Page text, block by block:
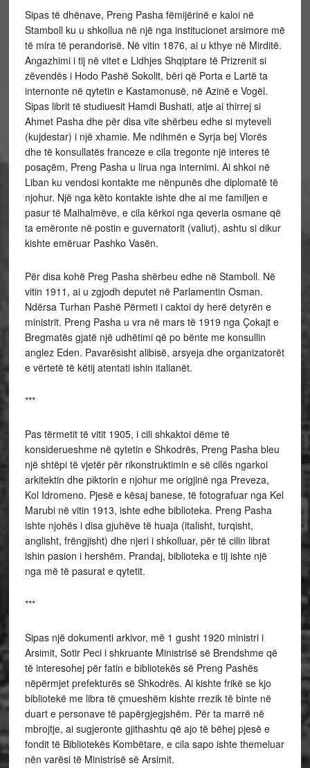
Sipas të dhënave, Preng Pasha fëmijërinë e kaloi në
Stamboll ku u shkollua në një nga institucionet arsimore më
të mira të perandorisë. Në vitin 1876, ai u kthye në Mirditë.
Angazhimi i tij në vitet e Lidhjes Shqiptare të Prizrenit si
zëvendës i Hodo Pashë Sokolit, bëri që Porta e Lartë ta
internonte në qytetin e Kastamonusë, në Azinë e Vogël.
Sipas librit të studiuesit Hamdi Bushati, atje ai thirrej si
Ahmet Pasha dhe për disa vite shërbeu edhe si myteveli
(kujdestar) i një xhamie. Me ndihmën e Syrja bej Vlorës
dhe të konsullatës franceze e cila tregonte një interes të
posaçëm, Preng Pasha u lirua nga internimi. Ai shkoi në
Liban ku vendosi kontakte me nënpunës dhe diplomatë të
njohur. Një nga këto kontakte ishte dhe ai me familjen e
pasur të Malhalmëve, e cila kërkoi nga qeveria osmane që
ta emëronte në postin e guvernatorit (valiut), ashtu si dikur
kishte emëruar Pashko Vasën.
Për disa kohë Preg Pasha shërbeu edhe në Stamboll. Në
vitin 1911, ai u zgjodh deputet në Parlamentin Osman.
Ndërsa Turhan Pashë Përmeti i caktoi dy herë detyrën e
ministrit. Preng Pasha u vra në mars të 1919 nga Çokajt e
Bregmatës gjatë një udhëtimi që po bënte me konsullin
anglez Eden. Pavarësisht alibisë, arsyeja dhe organizatorët
e vërtetë të këtij atentati ishin italianët.
***
Pas tërmetit të vitit 1905, i cili shkaktoi dëme të
konsiderueshme në qytetin e Shkodrës, Preng Pasha bleu
një shtëpi të vjetër për rikonstruktimin e së cilës ngarkoi
arkitektin dhe piktorin e njohur me origjinë nga Preveza,
Kol Idromeno. Pjesë e kësaj banese, të fotografuar nga Kel
Marubi në vitin 1913, ishte edhe biblioteka. Preng Pasha
ishte njohës i disa gjuhëve të huaja (italisht, turqisht,
anglisht, frëngjisht) dhe njeri i shkolluar, për të cilin librat
ishin pasion i hershëm. Prandaj, biblioteka e tij ishte një
nga më të pasurat e qytetit.
***
Sipas një dokumenti arkivor, më 1 gusht 1920 ministri i
Arsimit, Sotir Peci i shkruante Ministrisë së Brendshme që
të interesohej për fatin e bibliotekës së Preng Pashës
nëpërmjet prefekturës së Shkodrës. Ai kishte frikë se kjo
bibliotekë me libra të çmueshëm kishte rrezik të binte në
duart e personave të papërgjegjshëm. Për ta marrë në
mbrojtje, ai sugjeronte gjithashtu që ajo të bëhej pjesë e
fondit të Bibliotekës Kombëtare, e cila sapo ishte themeluar
nën varësi të Ministrisë së Arsimit.